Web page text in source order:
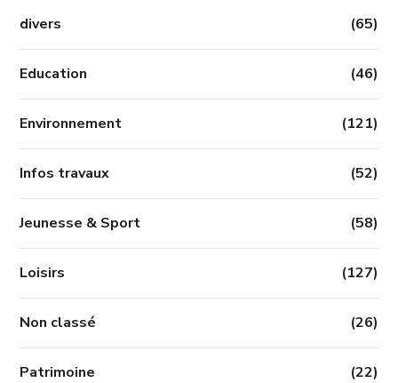
divers (65)
Education (46)
Environnement (121)
Infos travaux (52)
Jeunesse & Sport (58)
Loisirs (127)
Non classé (26)
Patrimoine (22)